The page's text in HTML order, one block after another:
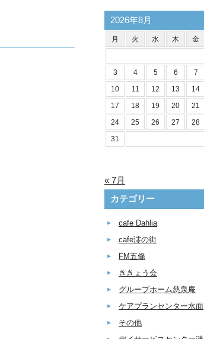
2026年8月
月 火 水 木 金
3
4 5 6 7
10
11 12 13 14
17
18 19 20 21
24
25 26 27 28
31
« 7月
カテゴリー
cafe Dahlia
cafe澪の街
FM五條
ききょう会
グループホーム慈泉庵
ケアプランセンター水面
その他